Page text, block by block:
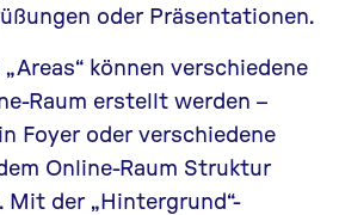
oder Präsentationen.
können verschiedene
Raum erstellt werden –
Foyer oder verschiedene
Online-Raum Struktur
Mit der „Hintergrund“-